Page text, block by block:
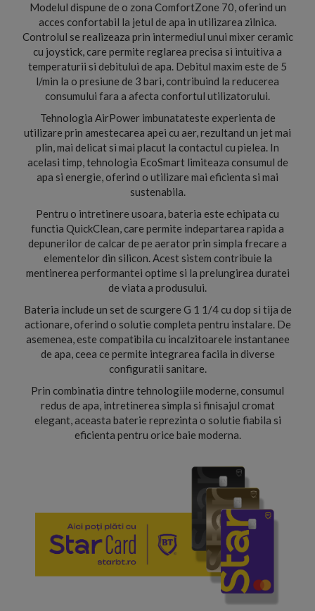
Modelul dispune de o zona ComfortZone 70, oferind un
acces confortabil la jetul de apa in utilizarea zilnica.
Controlul se realizeaza prin intermediul unui mixer ceramic
cu joystick, care permite reglarea precisa si intuitiva a
temperaturii si debitului de apa. Debitul maxim este de 5
l/min la o presiune de 3 bari, contribuind la reducerea
consumului fara a afecta confortul utilizatorului.
Tehnologia AirPower imbunatateste experienta de
utilizare prin amestecarea apei cu aer, rezultand un jet mai
plin, mai delicat si mai placut la contactul cu pielea. In
acelasi timp, tehnologia EcoSmart limiteaza consumul de
apa si energie, oferind o utilizare mai eficienta si mai
sustenabila.
Pentru o intretinere usoara, bateria este echipata cu
functia QuickClean, care permite indepartarea rapida a
depunerilor de calcar de pe aerator prin simpla frecare a
elementelor din silicon. Acest sistem contribuie la
mentinerea performantei optime si la prelungirea duratei
de viata a produsului.
Bateria include un set de scurgere G 1 1/4 cu dop si tija de
actionare, oferind o solutie completa pentru instalare. De
asemenea, este compatibila cu incalzitoarele instantanee
de apa, ceea ce permite integrarea facila in diverse
configuratii sanitare.
Prin combinatia dintre tehnologiile moderne, consumul
redus de apa, intretinerea simpla si finisajul cromat
elegant, aceasta baterie reprezinta o solutie fiabila si
eficienta pentru orice baie moderna.